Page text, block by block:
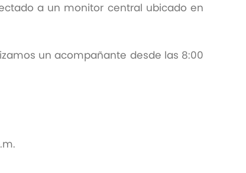
a un monitor central ubicado en
un acompañante desde las 8:00